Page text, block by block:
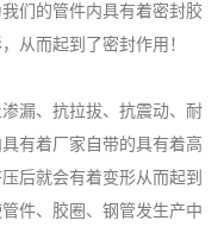
们的管件内具有着密封胶
从而起到了密封作用！
漏、抗拉拔、抗震动、耐
有着厂家自带的具有着高
后就会有着变形从而起到
件、胶圈、钢管发生产中